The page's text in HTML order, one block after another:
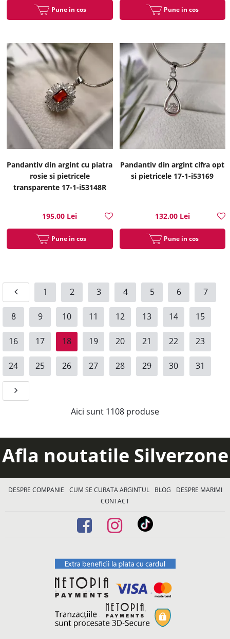
Pune in cos Pune in cos
Pandantiv din argint cu piatra
rosie si pietricele
transparente 17-1-i53148R
195.00 Lei
Pune in cos
Pandantiv din argint cifra opt
si pietricele 17-1-i53169
132.00 Lei
Pune in cos
1 2 3 4 5 6 7
8 9 10 11 12 13 14 15
16 17 18 19 20 21 22 23
24 25 26 27 28 29 30 31
Aici sunt 1108 produse
Afla noutatile Silverzone
DESPRE COMPANIE CUM SE CURATA ARGINTUL BLOG
DESPRE MARIMI
CONTACT